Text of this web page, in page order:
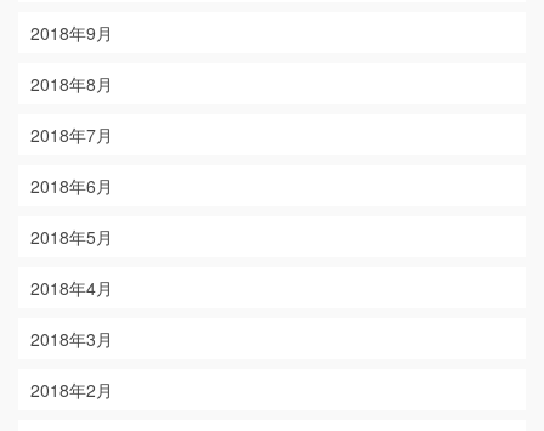
2018年9月
2018年8月
2018年7月
2018年6月
2018年5月
2018年4月
2018年3月
2018年2月